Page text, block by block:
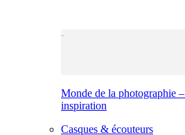
Monde de la photographie
inspiration
Casques & écouteurs